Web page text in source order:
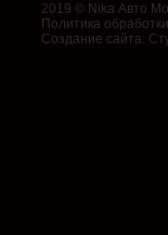
2019 © Nika Авто
Политика
Создание сайта: